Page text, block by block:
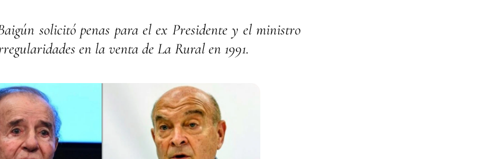
solicitó penas para el ex Presidente y el ministro
en la venta de La Rural en 1991.